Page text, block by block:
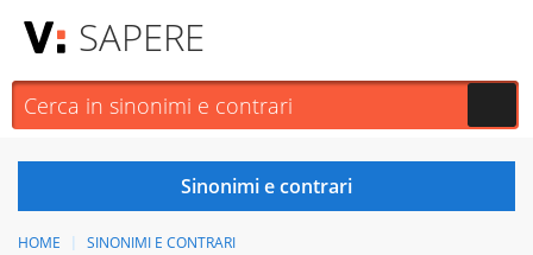
SAPERE
HOME SINONIMI E CONTRARI